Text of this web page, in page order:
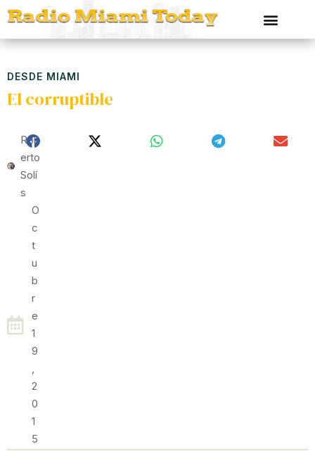
DESDE MIAMI
El corruptible
Rob
Erto
Solí
S
O
C
T
U
B
R
E
1
9
,
2
0
1
5